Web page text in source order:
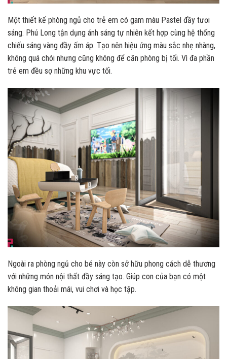
Một thiết kế phòng ngủ cho trẻ em có gam màu Pastel đầy tươi
sáng. Phú Long tận dụng ánh sáng tự nhiên kết hợp cùng hệ thống
chiếu sáng vàng đầy ấm áp. Tạo nên hiệu ứng màu sắc nhẹ nhàng,
không quá chói nhưng cũng không để căn phòng bị tối. Vì đa phần
trẻ em đều sợ những khu vực tối.
Ngoài ra phòng ngủ cho bé này còn sở hữu phong cách dễ thương
với những món nội thất đầy sáng tạo. Giúp con của bạn có một
không gian thoải mái, vui chơi và học tập.